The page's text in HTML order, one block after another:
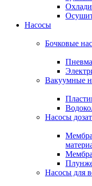
Насосы
Бочковые
Вакуумные
Насосы
Насосы для